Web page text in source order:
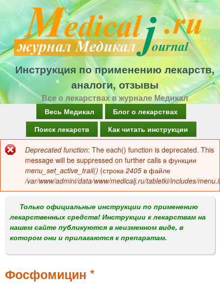
Перейти
к
основному
содержанию
Инструкция по применению лекарств,
аналоги, отзывы
Все о лекарствах в журнале Медикал
а
в
о
м
е
н
Весь Медикал
Блог о лекарствах
Поиск лекарств
Как читать инструкции
Сообщение
об
ошибке
Deprecated function: The each() function is deprecated. This
message will be suppressed on further calls в функции
menu_set_active_trail() (строка 2405 в файле
/var/www/admini/data/www/medicalj.ru/tabletki/includes/
Только официальные инструкции по применению
лекарственных средств! Инструкции к лекарствам на
нашем сайте публикуются в неизменном виде, в
котором они и прилагаются к препаратам.
Фосфомицин *